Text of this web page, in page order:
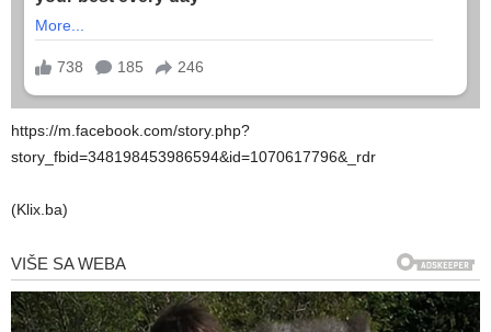
https://m.facebook.com/story.php?
story_fbid=348198453986594&id=1070617796&_rdr
(Klix.ba)